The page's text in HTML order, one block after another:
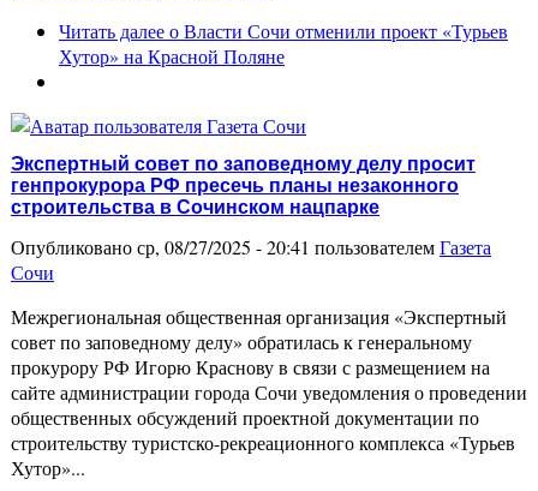
Читать далеео Власти Сочи отменили проект «Турьев
Хутор» на Красной Поляне
Экспертный совет по заповедному делу просит
генпрокурора РФ пресечь планы незаконного
строительства в Сочинском нацпарке
Опубликовано ср, 08/27/2025 - 20:41 пользователемГазета
Сочи
Межрегиональная общественная организация «Экспертный
совет по заповедному делу» обратилась к генеральному
прокурору РФ Игорю Краснову в связи с размещением на
сайте администрации города Сочи уведомления о проведении
общественных обсуждений проектной документации по
строительству туристско-рекреационного комплекса «Турьев
Хутор»...